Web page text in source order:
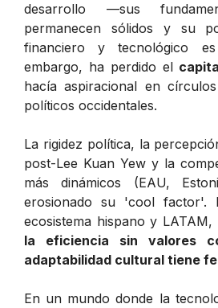
desarrollo —sus
permanecen sólidos y su
financiero y tecnológico
embargo, ha perdido el
hacía aspiracional en
políticos occidentales.
La rigidez política, la
post-Lee Kuan Yew y la
más dinámicos (EAU,
erosionado su 'cool factor'.
ecosistema hispano y
la eficiencia sin valores
adaptabilidad cultural tiene
En un mundo donde la